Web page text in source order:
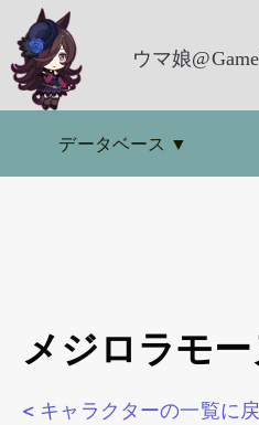
ウマ娘
データベース ▼
メジロラモ
< キャラクターの一覧に